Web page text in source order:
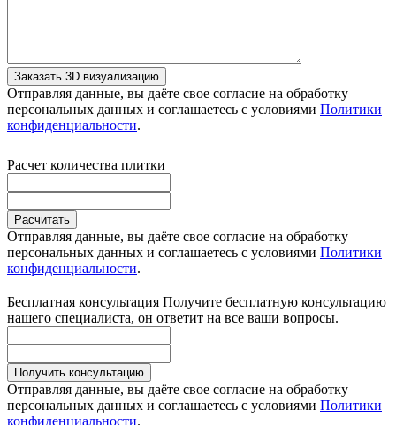
Заказать 3D визуализацию
Отправляя данные, вы даёте свое согласие на обработку
персональных данных и соглашаетесь с условиями Политики
конфиденциальности.
Расчет количества плитки
Расчитать
Отправляя данные, вы даёте свое согласие на обработку
персональных данных и соглашаетесь с условиями Политики
конфиденциальности.
Бесплатная консультация Получите бесплатную консультацию
нашего специалиста, он ответит на все ваши вопросы.
Получить консультацию
Отправляя данные, вы даёте свое согласие на обработку
персональных данных и соглашаетесь с условиями Политики
конфиденциальности.